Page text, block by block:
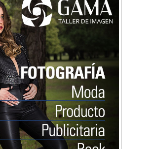
Alejandro Sánchez
ApasionArte
Catalina
Veral